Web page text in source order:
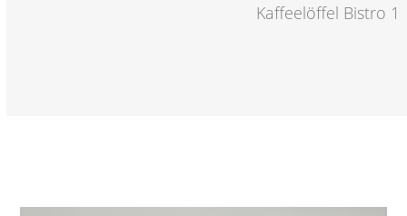
Kaffeelöffel Bistro 1